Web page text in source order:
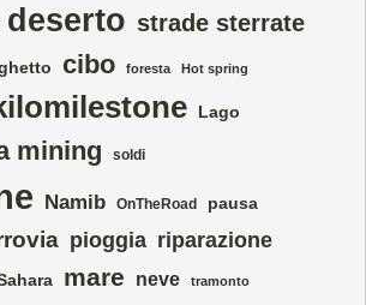
deserto strade sterrate
cibo foresta Hot spring
Lago
mining soldi
Namib OnTheRoad pausa
pioggia riparazione
mare neve tramonto